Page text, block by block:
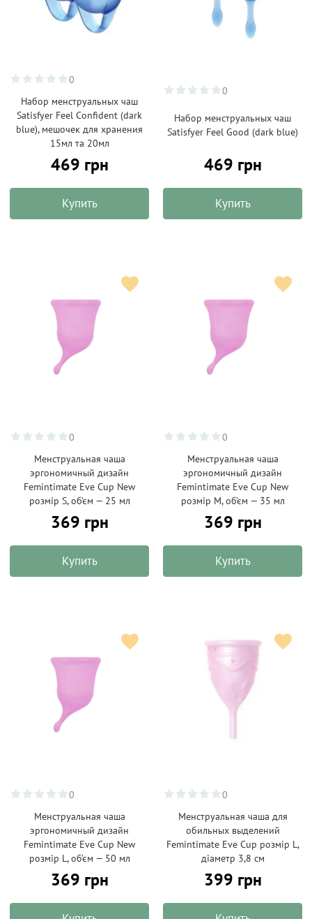
0
Набор менструальных чаш
Satisfyer Feel Confident (dark
blue), мешочек для хранения
15мл та 20мл
469 грн
Купить
0
Набoр менструальных чаш
Satisfyer Feel Good (dark blue)
469 грн
Купить
0
Менструальная чаша
эргономичный дизайн
Femintimate Eve Cup New
розмір S, об’єм — 25 мл
369 грн
Купить
0
Менструальная чаша
эргономичный дизайн
Femintimate Eve Cup New
розмір M, об’єм — 35 мл
369 грн
Купить
0
Менструальная чаша
эргономичный дизайн
Femintimate Eve Cup New
розмір L, об’єм — 50 мл
369 грн
0
Менструальная чаша для
обильных выделений
Femintimate Eve Cup розмір L,
діаметр 3,8 см
399 грн